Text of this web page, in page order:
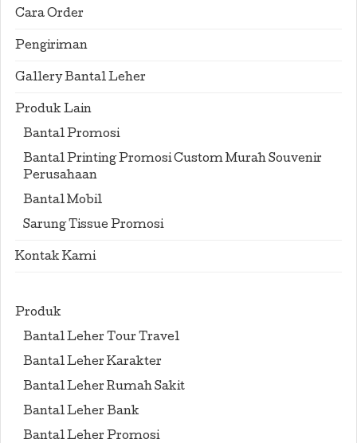
Cara Order
Pengiriman
Gallery Bantal Leher
Produk Lain
Bantal Promosi
Bantal Printing Promosi Custom Murah Souvenir
Perusahaan
Bantal Mobil
Sarung Tissue Promosi
Kontak Kami
Produk
Bantal Leher Tour Travel
Bantal Leher Karakter
Bantal Leher Rumah Sakit
Bantal Leher Bank
Bantal Leher Promosi